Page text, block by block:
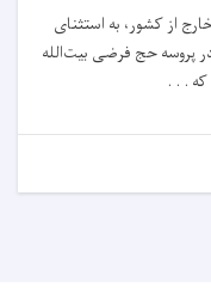
از کشور، به استثنای
پروسه حج فرضی بیت‌الله
. . .